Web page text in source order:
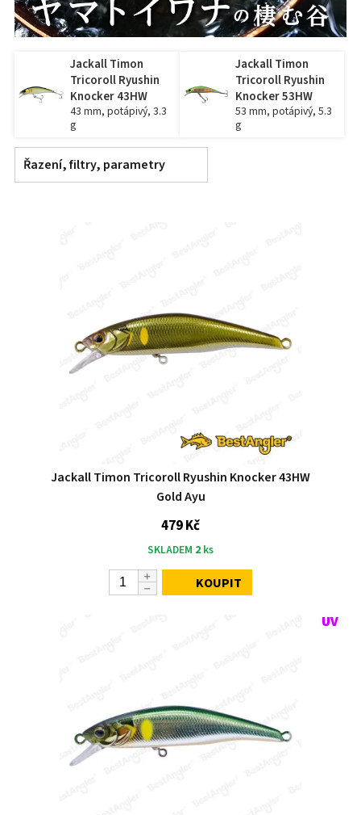
Jackall Timon
Tricoroll Ryushin
Knocker 43HW
43 mm, potápivý, 3.3
g
Jackall Timon
Tricoroll Ryushin
Knocker 53HW
53 mm, potápivý, 5.3
g
Řazení, filtry, parametry
Jackall Timon Tricoroll Ryushin Knocker 43HW
Gold Ayu
479 Kč
SKLADEM 2 ks
KOUPIT